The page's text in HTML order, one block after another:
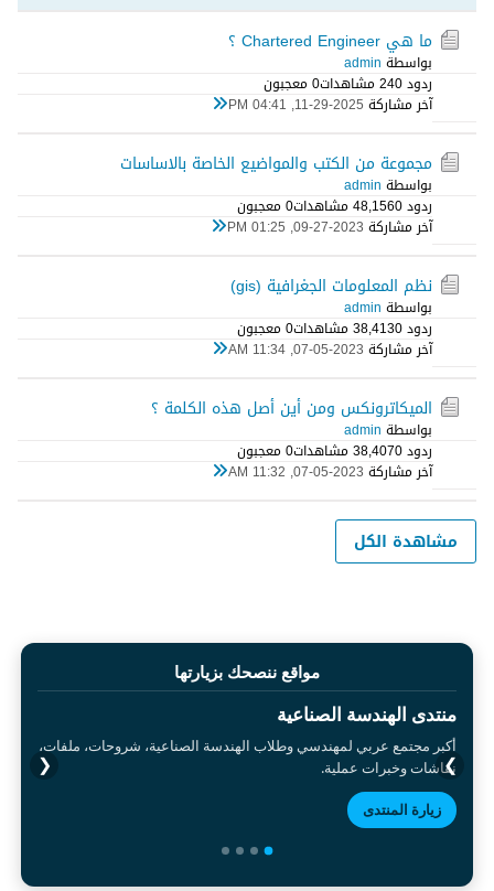
ما هي Chartered Engineer ؟
بواسطة admin
ردود 0 24 مشاهدات
0 معجبون
آخر مشاركة 11-29-2025, 04:41 PM
مجموعة من الكتب والمواضيع الخاصة بالاساسات
بواسطة admin
ردود 0 48,156 مشاهدات
0 معجبون
آخر مشاركة 09-27-2023, 01:25 PM
نظم المعلومات الجغرافية (gis)
بواسطة admin
ردود 0 38,413 مشاهدات
0 معجبون
آخر مشاركة 07-05-2023, 11:34 AM
الميكاترونكس ومن أين أصل هذه الكلمة ؟
بواسطة admin
ردود 0 38,407 مشاهدات
0 معجبون
آخر مشاركة 07-05-2023, 11:32 AM
مشاهدة الكل
مواقع ننصحك بزيارتها
منتدى الهندسة الصناعية
أكبر مجتمع عربي لمهندسي وطلاب الهندسة الصناعية، شروحات، ملفات،
نقاشات وخبرات عملية.
زيارة المنتدى
❮ ❯